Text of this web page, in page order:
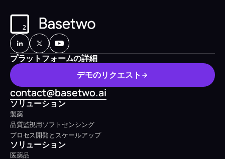
プラットフォームの詳細
デモのリクエス ト
デモのリクエスト
contact@basetwo.ai
ソリューション
製薬
品質監視用ソフトセンシング
プロセス開発とスケールアップ
ソリューション
医薬品